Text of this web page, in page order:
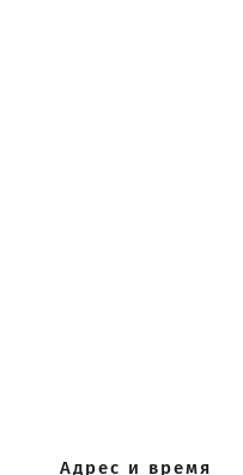
Адрес и время